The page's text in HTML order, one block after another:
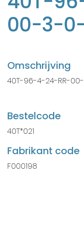
00-3-
Omschrijving
40T-96-4-24-RR-
Bestelcode
40T*021
Fabrikant code
F000198